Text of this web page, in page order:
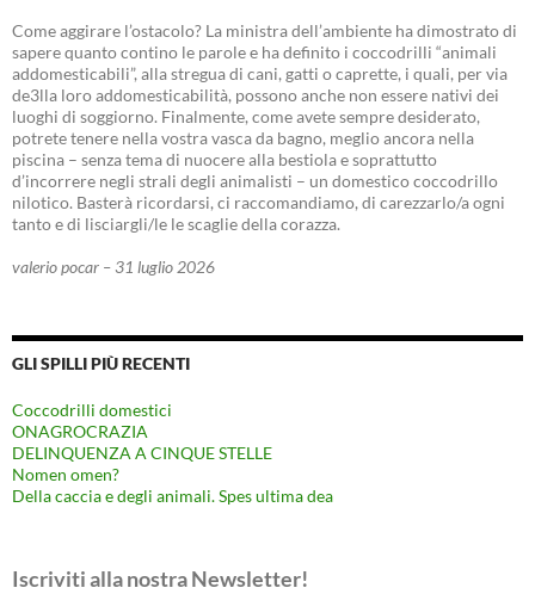
Come aggirare l’ostacolo? La ministra dell’ambiente ha dimostrato di
sapere quanto contino le parole e ha definito i coccodrilli “animali
addomesticabili”, alla stregua di cani, gatti o caprette, i quali, per via
de3lla loro addomesticabilità, possono anche non essere nativi dei
luoghi di soggiorno. Finalmente, come avete sempre desiderato,
potrete tenere nella vostra vasca da bagno, meglio ancora nella
piscina – senza tema di nuocere alla bestiola e soprattutto
d’incorrere negli strali degli animalisti – un domestico coccodrillo
nilotico. Basterà ricordarsi, ci raccomandiamo, di carezzarlo/a ogni
tanto e di lisciargli/le le scaglie della corazza.
valerio pocar – 31 luglio 2026
GLI SPILLI PIÙ RECENTI
Coccodrilli domestici
ONAGROCRAZIA
DELINQUENZA A CINQUE STELLE
Nomen omen?
Della caccia e degli animali. Spes ultima dea
Iscriviti alla nostra Newsletter!